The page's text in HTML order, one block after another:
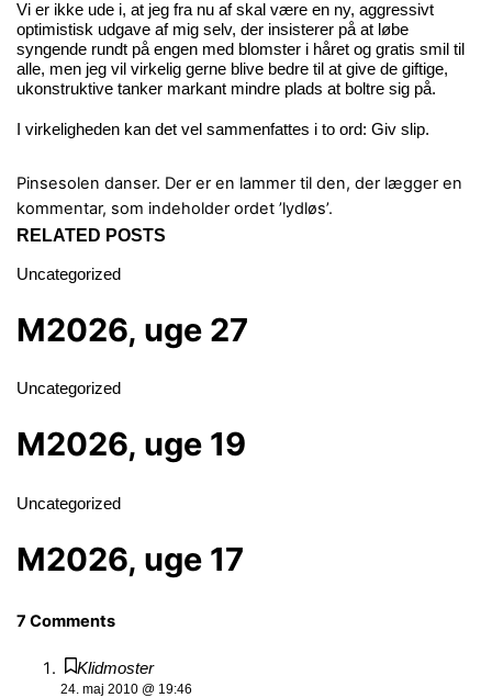
Vi er ikke ude i, at jeg fra nu af skal være en ny, aggressivt
optimistisk udgave af mig selv, der insisterer på at løbe
syngende rundt på engen med blomster i håret og gratis smil til
alle, men jeg vil virkelig gerne blive bedre til at give de giftige,
ukonstruktive tanker markant mindre plads at boltre sig på.
I virkeligheden kan det vel sammenfattes i to ord: Giv slip.
Pinsesolen danser. Der er en lammer til den, der lægger en
kommentar, som indeholder ordet ’lydløs’.
RELATED POSTS
Uncategorized
M2026, uge 27
Uncategorized
M2026, uge 19
Uncategorized
M2026, uge 17
7 Comments
Klidmoster
24. maj 2010 @ 19:46